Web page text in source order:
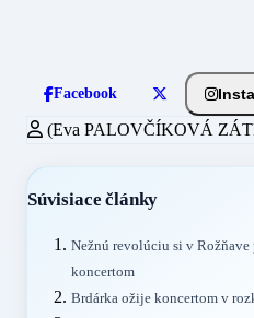
Facebook
(Eva PALOVČÍKOVÁ
Súvisiace články
Nežnú revolúciu si v
koncertom
Brdárka ožije koncertom v